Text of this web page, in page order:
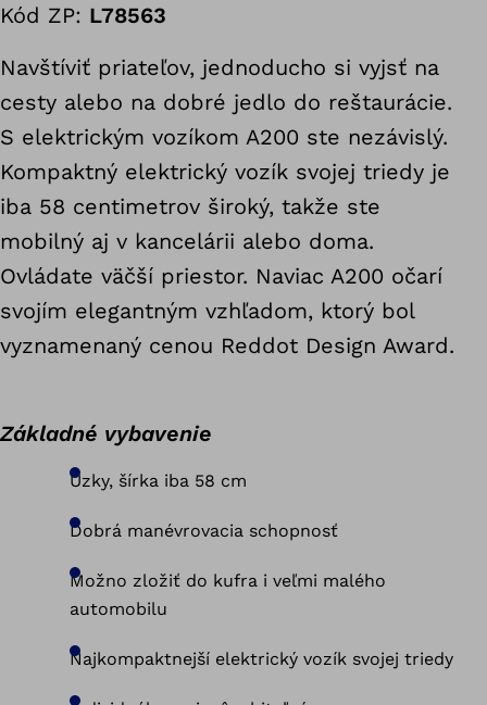
Kód ZP: L78563
Navštíviť priateľov, jednoducho si vyjsť na
cesty alebo na dobré jedlo do reštaurácie.
S elektrickým vozíkom A200 ste nezávislý.
Kompaktný elektrický vozík svojej triedy je
iba 58 centimetrov široký, takže ste
mobilný aj v kancelárii alebo doma.
Ovládate väčší priestor. Naviac A200 očarí
svojím elegantným vzhľadom, ktorý bol
vyznamenaný cenou Reddot Design Award.
Základné vybavenie
Úzky, šírka iba 58 cm
Dobrá manévrovacia schopnosť
Možno zložiť do kufra i veľmi malého
automobilu
Najkompaktnejší elektrický vozík svojej triedy